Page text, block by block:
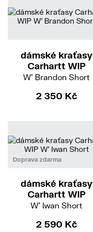
dámské kraťasy
Carhartt WIP
W' Brandon Short
2 350 Kč
Doprava zdarma
M
dámské kraťasy
Carhartt WIP
W' Iwan Short
2 590 Kč